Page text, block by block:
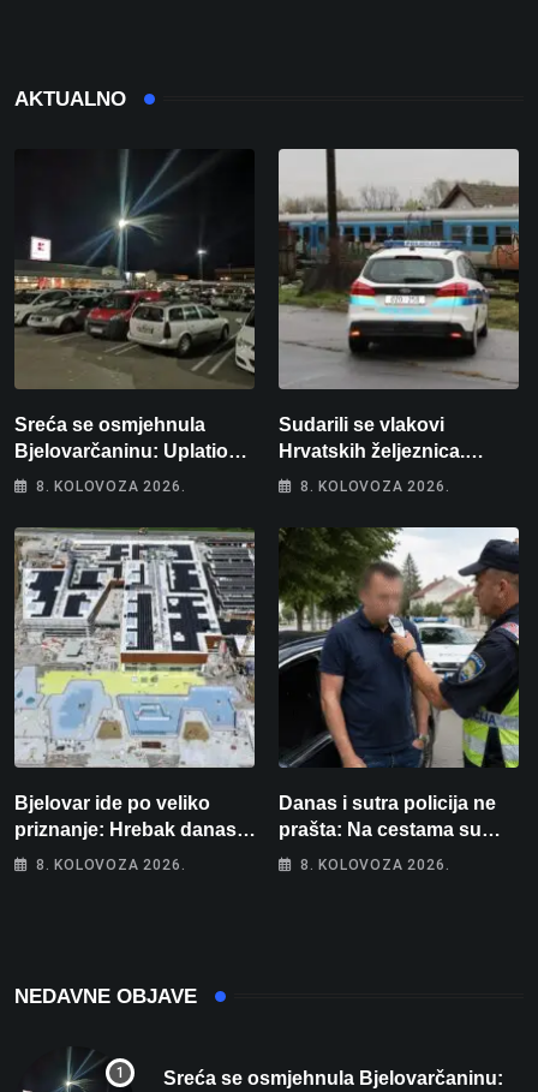
AKTUALNO
Sreća se osmjehnula
Bjelovarčaninu: Uplatio
samo 4 eura, a osvojio
8. KOLOVOZA 2026.
Sudarili se vlakovi
Hrvatskih željeznica.
Šestero osoba teško
intenzivnoj
8. KOLOVOZA 2026.
Bjelovar ide po veliko
priznanje: Hrebak danas u
Parizu predstavlja
8. KOLOVOZA 2026.
Danas i sutra policija ne
prašta: Na cestama su
posebno na meti ovi
8. KOLOVOZA 2026.
NEDAVNE OBJAVE
Sreća se osmjehnula Bjelovarčaninu: